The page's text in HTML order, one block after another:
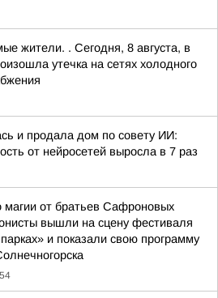
жители. . Сегодня, 8 августа, в
утечка на сетях холодного
и продала дом по совету ИИ:
от нейросетей выросла в 7 раз
магии от братьев Сафроновых
вышли на сцену фестиваля
и показали свою программу